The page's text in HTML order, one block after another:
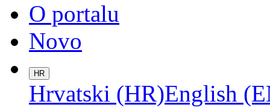
O portalu
Novo
HR
Hrvatski (HR)English